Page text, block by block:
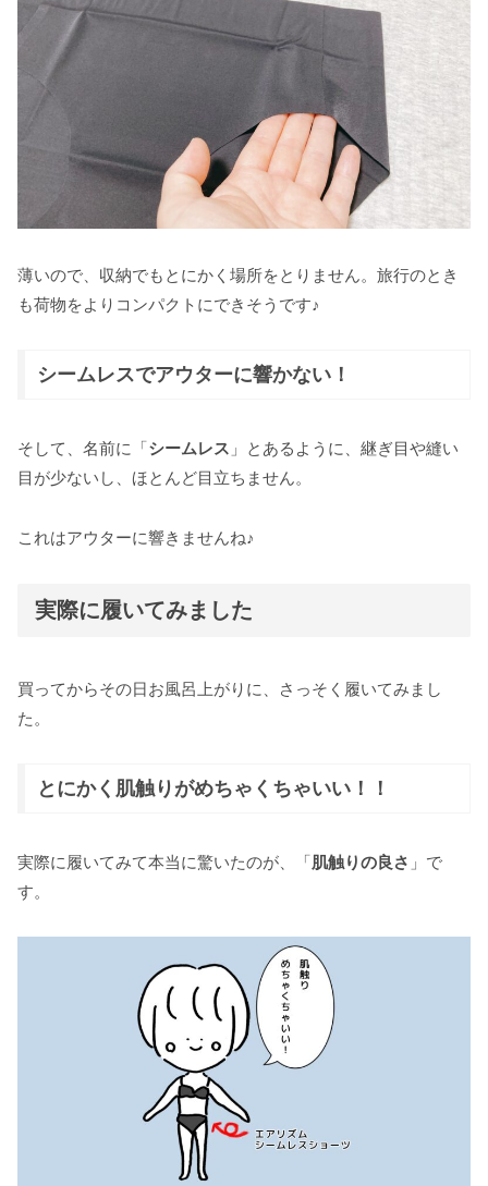
薄いので、収納でもとにかく場所をとりません。旅行のとき
も荷物をよりコンパクトにできそうです♪
シームレスでアウターに響かない！
そして、名前に「シームレス 」とあるように、継ぎ目や縫い
目が少ないし、ほとんど目立ちません。
これはアウターに響きませんね♪
実際に履いてみました
買ってからその日お風呂上がりに、さっそく履いてみまし
た。
とにかく肌触りがめちゃくちゃいい！！
実際に履いてみて本当に驚いたのが、「肌触りの良さ 」で
す。